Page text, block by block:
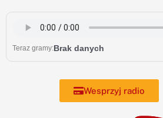
content
Teraz gramy:Brak danych
Wesprzyj radio